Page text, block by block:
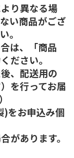
り異なる場
い商品がござ
。
は、「商品
ださい。
、配送用の
を行ってお届
をお申込み個
があります。